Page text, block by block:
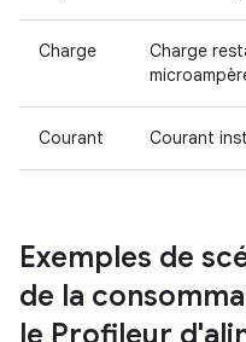
Charge
Charge
Courant Courant
Exemples de
de la
le Profileur